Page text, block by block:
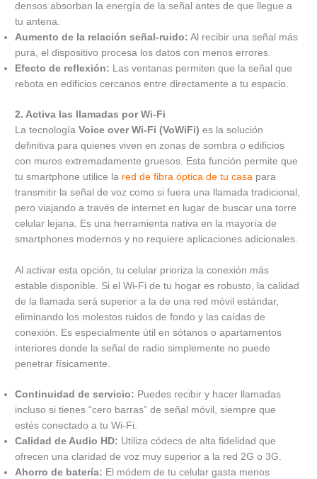
densos absorban la energía de la señal antes de que llegue a
tu antena.
Aumento de la relación señal-ruido: Al recibir una señal más
pura, el dispositivo procesa los datos con menos errores.
Efecto de reflexión: Las ventanas permiten que la señal que
rebota en edificios cercanos entre directamente a tu espacio.
2. Activa las llamadas por Wi-Fi
La tecnologíaVoice over Wi-Fi (VoWiFi) es la solución
definitiva para quienes viven en zonas de sombra o edificios
con muros extremadamente gruesos. Esta función permite que
tu smartphone utilice la red de fibra óptica de tu casa para
transmitir la señal de voz como si fuera una llamada tradicional,
pero viajando a través de internet en lugar de buscar una torre
celular lejana. Es una herramienta nativa en la mayoría de
smartphones modernos y no requiere aplicaciones adicionales.
Al activar esta opción, tu celular prioriza la conexión más
estable disponible. Si el Wi-Fi de tu hogar es robusto, la calidad
de la llamada será superior a la de una red móvil estándar,
eliminando los molestos ruidos de fondo y las caídas de
conexión. Es especialmente útil en sótanos o apartamentos
interiores donde la señal de radio simplemente no puede
penetrar físicamente.
Continuidad de servicio: Puedes recibir y hacer llamadas
incluso si tienes “cero barras” de señal móvil, siempre que
estés conectado a tu Wi-Fi.
Calidad de Audio HD: Utiliza códecs de alta fidelidad que
ofrecen una claridad de voz muy superior a la red 2G o 3G.
Ahorro de batería: El módem de tu celular gasta menos